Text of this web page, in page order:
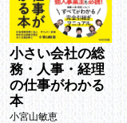
小さい会社の総
務・人事・経理
の仕事がわかる
本
小宮山敏恵